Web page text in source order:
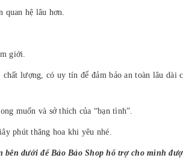
hệ lâu hơn.
giới.
lượng, có uy tín để đảm bảo an toàn lâu dài
muốn và sở thích của “bạn tình”.
phút thăng hoa khi yêu nhé.
dưới để Bảo Bảo Shop hổ trợ cho mình